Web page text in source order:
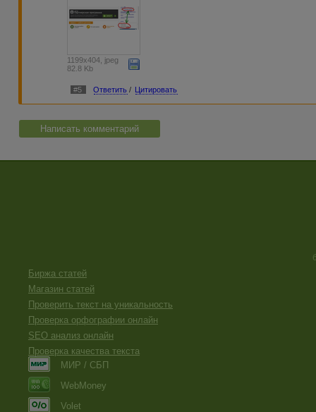
1199x404, jpeg
82.8 Kb
#5 Ответить / Цитировать
Написать комментарий
Биржа статей
Магазин статей
Проверить текст на уникальность
Проверка орфографии онлайн
SEO анализ онлайн
Проверка качества текста
МИР / СБП
WebMoney
Volet